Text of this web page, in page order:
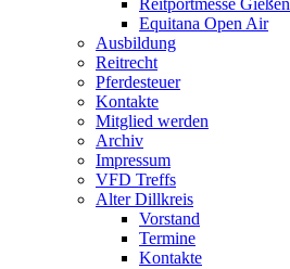
Reitportmesse Gießen
Equitana Open Air
Ausbildung
Reitrecht
Pferdesteuer
Kontakte
Mitglied werden
Archiv
Impressum
VFD Treffs
Alter Dillkreis
Vorstand
Termine
Kontakte